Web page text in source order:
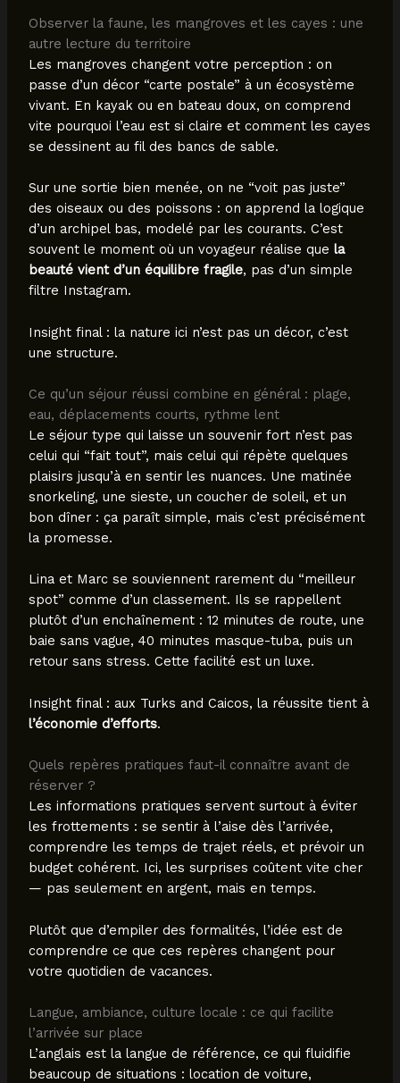
Observer la faune, les mangroves et les cayes : une
autre lecture du territoire
Les mangroves changent votre perception : on
passe d’un décor “carte postale” à un écosystème
vivant. En kayak ou en bateau doux, on comprend
vite pourquoi l’eau est si claire et comment les cayes
se dessinent au fil des bancs de sable.
Sur une sortie bien menée, on ne “voit pas juste”
des oiseaux ou des poissons : on apprend la logique
d’un archipel bas, modelé par les courants. C’est
souvent le moment où un voyageur réalise que la
beauté vient d’un équilibre fragile, pas d’un simple
filtre Instagram.
Insight final : la nature ici n’est pas un décor, c’est
une structure.
Ce qu’un séjour réussi combine en général : plage,
eau, déplacements courts, rythme lent
Le séjour type qui laisse un souvenir fort n’est pas
celui qui “fait tout”, mais celui qui répète quelques
plaisirs jusqu’à en sentir les nuances. Une matinée
snorkeling, une sieste, un coucher de soleil, et un
bon dîner : ça paraît simple, mais c’est précisément
la promesse.
Lina et Marc se souviennent rarement du “meilleur
spot” comme d’un classement. Ils se rappellent
plutôt d’un enchaînement : 12 minutes de route, une
baie sans vague, 40 minutes masque-tuba, puis un
retour sans stress. Cette facilité est un luxe.
Insight final : aux Turks and Caicos, la réussite tient à
l’économie d’efforts.
Quels repères pratiques faut-il connaître avant de
réserver ?
Les informations pratiques servent surtout à éviter
les frottements : se sentir à l’aise dès l’arrivée,
comprendre les temps de trajet réels, et prévoir un
budget cohérent. Ici, les surprises coûtent vite cher
— pas seulement en argent, mais en temps.
Plutôt que d’empiler des formalités, l’idée est de
comprendre ce que ces repères changent pour
votre quotidien de vacances.
Langue, ambiance, culture locale : ce qui facilite
l’arrivée sur place
L’anglais est la langue de référence, ce qui fluidifie
beaucoup de situations : location de voiture,